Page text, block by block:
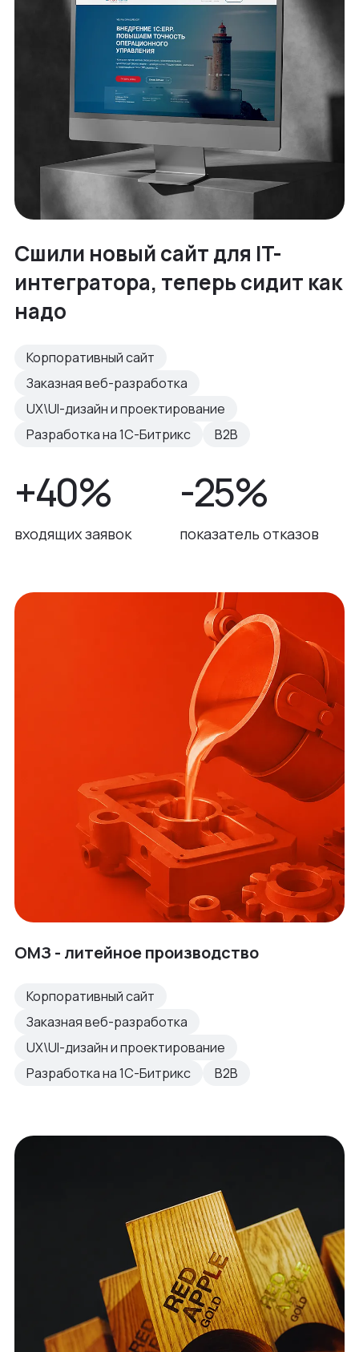
Сшили новый сайт для IT-
интегратора, теперь сидит как
надо
Корпоративный сайт
Заказная веб-разработка
UX\UI-дизайн и проектирование
Разработка на 1С-Битрикс
B2B
+40%
входящих заявок
-25%
показатель отказов
ОМЗ - литейное производство
Корпоративный сайт
Заказная веб-разработка
UX\UI-дизайн и проектирование
Разработка на 1С-Битрикс
B2B